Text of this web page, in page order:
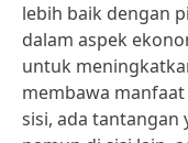
lebih baik dengan
dalam aspek
untuk
membawa
sisi, ada